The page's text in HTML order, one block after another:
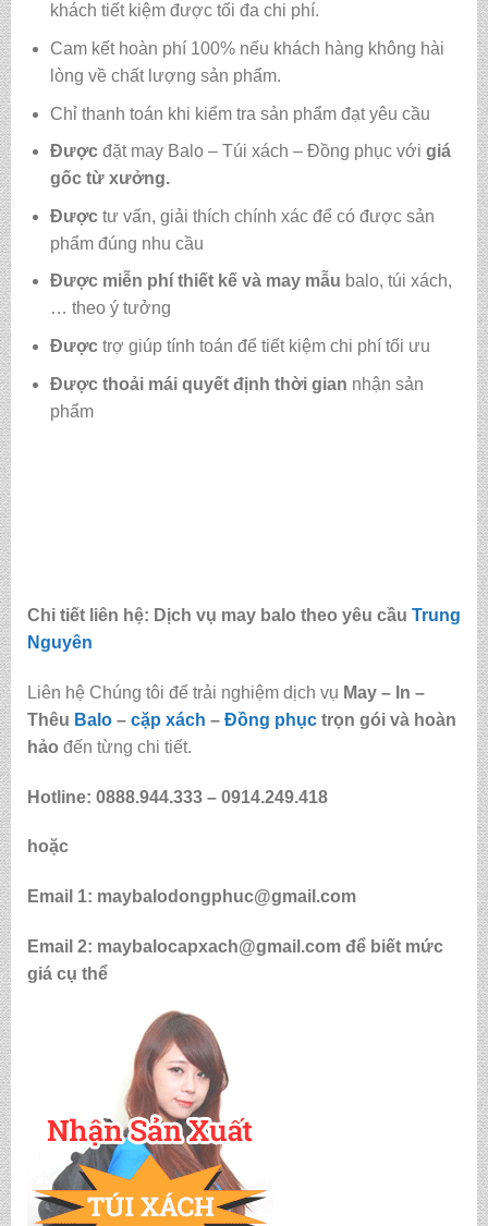
khách tiết kiệm được tối đa chi phí.
Cam kết hoàn phí 100% nếu khách hàng không hài
lòng về chất lượng sản phẩm.
Chỉ thanh toán khi kiểm tra sản phẩm đạt yêu cầu
Đượcđặt may Balo – Túi xách – Đồng phục với giá
gốc từ xưởng.
Được tư vấn, giải thích chính xác để có được sản
phẩm đúng nhu cầu
Được miễn phí thiết kế và may mẫu balo, túi xách,
… theo ý tưởng
Được trợ giúp tính toán để tiết kiệm chi phí tối ưu
Được thoải mái quyết định thời gian nhận sản
phẩm
Chi tiết liên hệ: Dịch vụ may balo theo yêu cầu Trung
Nguyên
Liên hệ Chúng tôi để trải nghiệm dịch vụ May – In –
Thêu Balo– cặp xách – Đồng phụctrọn gói và hoàn
hảo đến từng chi tiết.
Hotline: 0888.944.333 – 0914.249.418
hoặc
Email 1: maybalodongphuc@gmail.com
Email 2: maybalocapxach@gmail.com để biết mức
giá cụ thể